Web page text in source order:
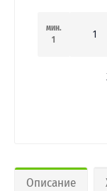
мин.
1
Описание